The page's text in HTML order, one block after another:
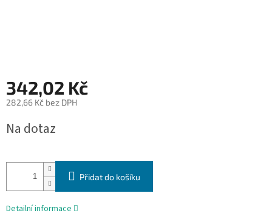
342,02 Kč
282,66 Kč bez DPH
cena:
Na dotaz
Přidat do košíku
Detailní informace